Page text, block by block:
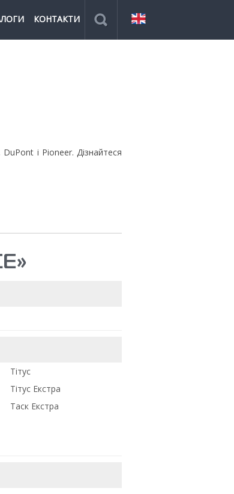
КОНТАКТИ
і Pioneer. Дізнайтеся
Тітус
Тітус Екстра
Таск Екстра